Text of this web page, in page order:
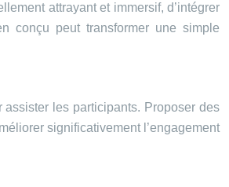
attrayant et immersif, d’intégrer
conçu peut transformer une simple
les participants. Proposer des
significativement l’engagement